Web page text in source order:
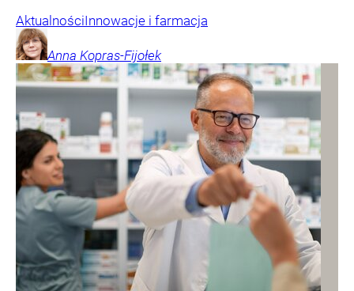
AktualnościInnowacje i farmacja
Anna Kopras-Fijołek